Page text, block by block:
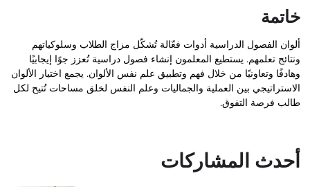
خاتمة
ألوان الفصول الدراسية أدوات فعّالة تُشكّل مزاج الطلاب وسلوكياتهم
ونتائج تعلمهم. يستطيع المعلمون إنشاء فصول دراسية تُعزز جوًا إيجابيًا
وهادفًا وتعاونيًا من خلال فهم وتطبيق علم نفس الألوان. يجمع اختيار الألوان
الاستراتيجي بين العملية والجماليات وعلم النفس لخلق مساحات تُتيح لكل
طالب فرصة التفوق.
أحدث المشاركات